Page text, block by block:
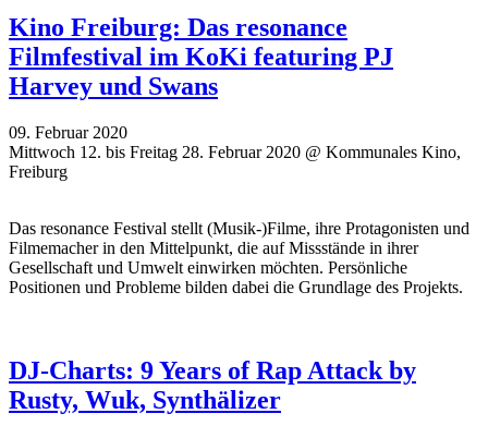
Kino Freiburg: Das resonance
Filmfestival im KoKi featuring PJ
Harvey und Swans
09. Februar 2020
Mittwoch 12. bis Freitag 28. Februar 2020 @ Kommunales Kino,
Freiburg
Das resonance Festival stellt (Musik-)Filme, ihre Protagonisten und
Filmemacher in den Mittelpunkt, die auf Missstände in ihrer
Gesellschaft und Umwelt einwirken möchten. Persönliche
Positionen und Probleme bilden dabei die Grundlage des Projekts.
DJ-Charts: 9 Years of Rap Attack by
Rusty, Wuk, Synthälizer